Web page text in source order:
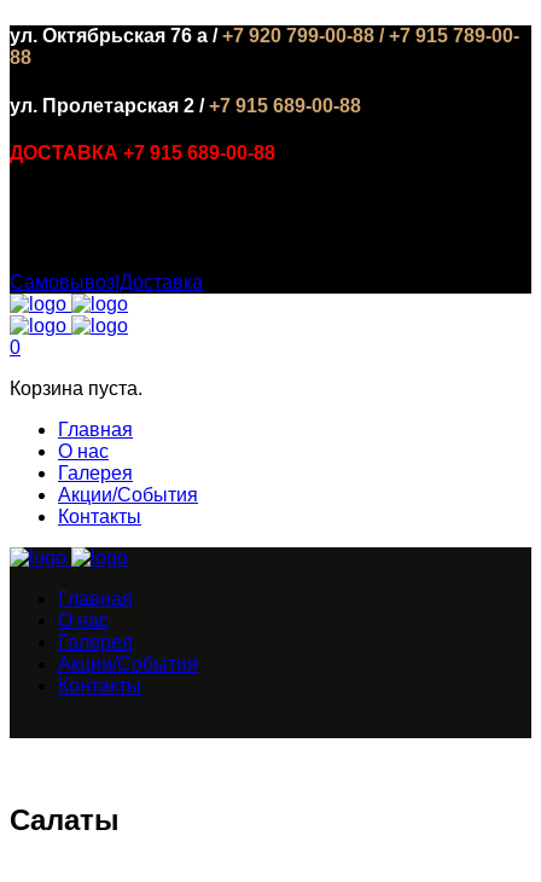
ул. Октябрьская 76 а /+7 920 799-00-88 / +7 915 789-00-
88
ул. Пролетарская 2 /+7 915 689-00-88
ДОСТАВКА +7 915 689-00-88
Самовывоз|Доставка
0
Корзина пуста.
Главная
О нас
Галерея
Акции/События
Контакты
Главная
О нас
Галерея
Акции/События
Контакты
Cалаты